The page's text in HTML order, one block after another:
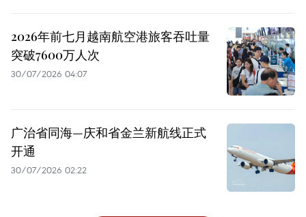
2026年前七月越南航空港旅客吞吐量
突破7600万人次
30/07/2026 04:07
广治省同海—庆和省金兰新航线正式
开通
30/07/2026 02:22